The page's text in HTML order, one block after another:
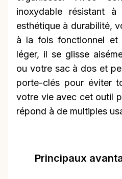
inoxydable résistant
esthétique à durabilité,
à la fois fonctionnel et
léger, il se glisse
ou votre sac à dos et
porte-clés pour éviter
votre vie avec cet outil
répond à de multiples
Principaux